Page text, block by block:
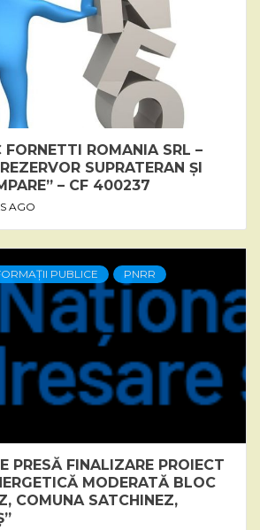
FORNETTI ROMANIA SRL –
SUPRATERAN ȘI
– CF 400237
AGO
PUBLICE
PNRR
PRESĂ FINALIZARE PROIECT
MODERATĂ BLOC
COMUNA SATCHINEZ,